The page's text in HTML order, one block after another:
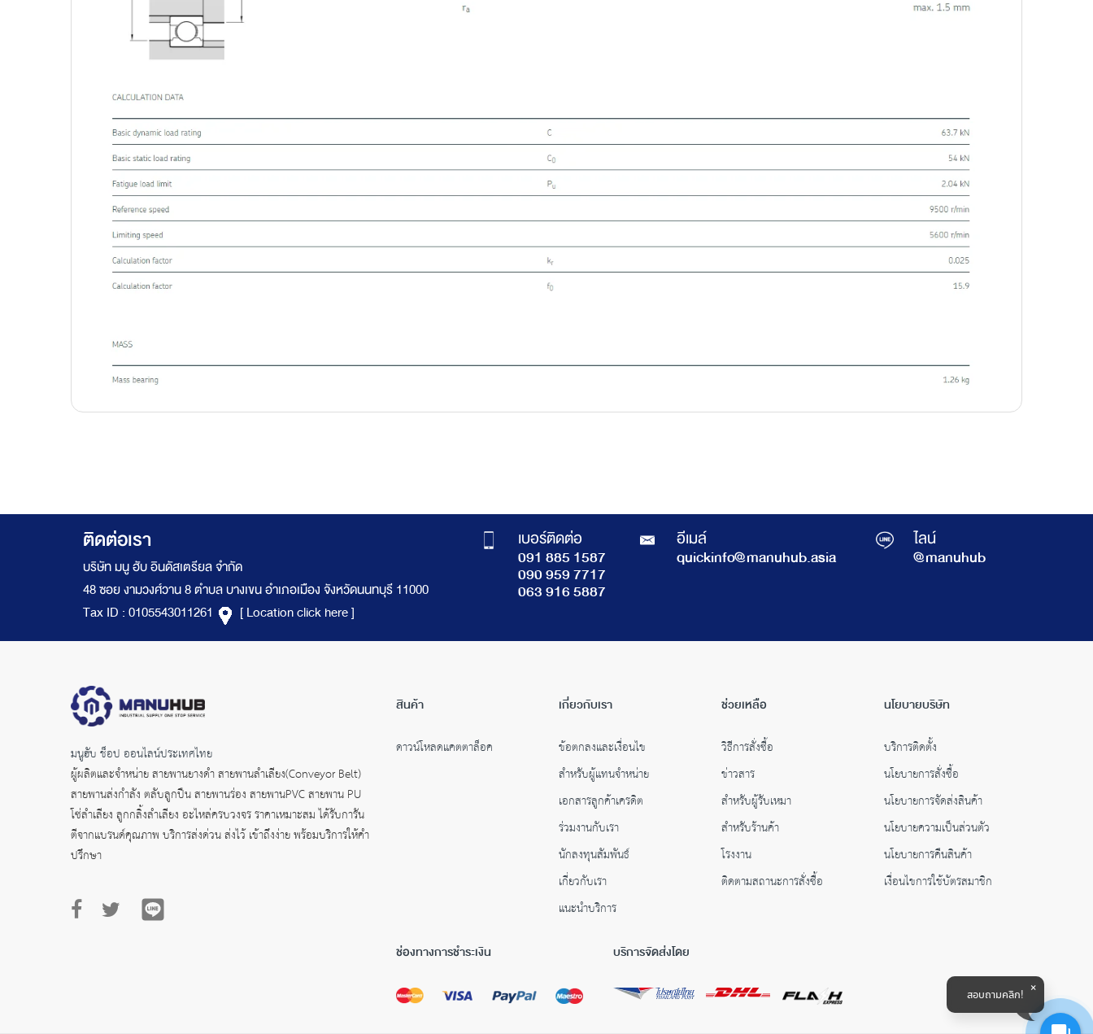
ติดต่อเรา
บริษัท มนู ฮับ อินดัสเตรียล จำกัด
48 ซอย งามวงศ์วาน 8 ตำบล บางเขน อำเภอเมือง จังหวัดนนทบุรี 11000
Tax ID : 0105543011261
[ Location click here ]
เบอร์ติดต่อ
091 885 1587
090 959 7717
063 916 5887
อีเมล์
quickinfo@manuhub.asia
ไลน์
@manuhub
มนูฮับ ช็อป ออนไลน์ประเทศไทย
ผู้ผลิตและจำหน่ายสายพานยางดำสายพานลำเลียง(Conveyor Belt)
สายพานส่งกำลังตลับลูกปืน สายพานร่อง สายพานPVC สายพาน PU
โซ่ลำเลียง ลูกกลิ้งลำเลียง อะไหล่ครบวงจร ราคาเหมาะสม ได้รับการัน
ตีจากแบรนด์คุณภาพ บริการส่งด่วน ส่งไว้ เข้าถึงง่าย พร้อมบริการให้คำ
ปรึกษา
สินค้า
ดาวน์โหลดแคตตาล็อค
เกี่ยวกับเรา
ข้อตกลงและเงื่อนไข
สำหรับผู้แทนจำหน่าย
เอกสารลูกค้าเครดิต
ร่วมงานกับเรา
นักลงทุนสัมพันธ์
เกี่ยวกับเรา
แนะนำบริการ
ช่วยเหลือ
วิธีการสั่งซื้อ
ข่าวสาร
สำหรับผู้รับเหมา
สำหรับร้านค้า
โรงงาน
ติดตามสถานะการสั่งซื้อ
นโยบายบริษัท
บริการติดตั้ง
นโยบายการสั่งซื้อ
นโยบายการจัดส่งสินค้า
นโยบายความเป็นส่วนตัว
นโยบายการคืนสินค้า
เงื่อนไขการใช้บัตรสมาชิก
ช่องทางการชำระเงิน บริการจัดส่งโดย
สอบถามคลิก!